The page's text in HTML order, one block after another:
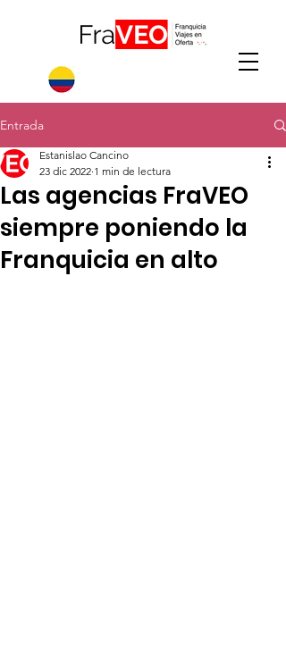
Entrada
Las agencias FraVEO
siempre poniendo la
Franquicia en alto
Estanislao Cancino
23 dic 2022 1 min de lectura